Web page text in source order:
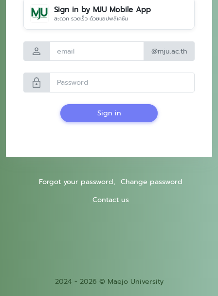
Sign in by MJU Mobile App
สะดวก รวดเร็ว ด้วยแอปพลิเคชัน
person @mju.ac.th
lock
Sign in
Forgot your password, Change password
Contact us
2024 - 2026 © Maejo University